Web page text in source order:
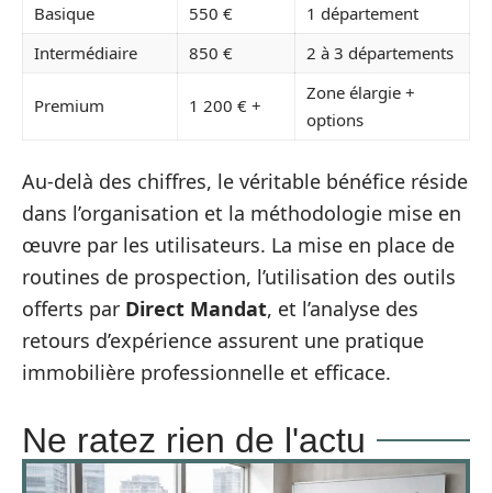
Basique 550 €
1 département
Intermédiaire
850 € 2 à 3 départements
Premium 1 200 € +
Zone élargie +
options
Au-delà des chiffres, le véritable bénéfice réside
dans l’organisation et la méthodologie mise en
œuvre par les utilisateurs. La mise en place de
routines de prospection, l’utilisation des outils
offerts par Direct Mandat, et l’analyse des
retours d’expérience assurent une pratique
immobilière professionnelle et efficace.
Ne ratez rien de l'actu